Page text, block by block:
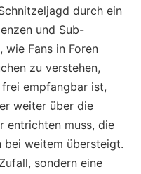
durch ein
und Sub-
wie Fans in Foren
zu verstehen,
empfangbar ist,
weiter über die
entrichten muss, die
bei weitem übersteigt.
sondern eine